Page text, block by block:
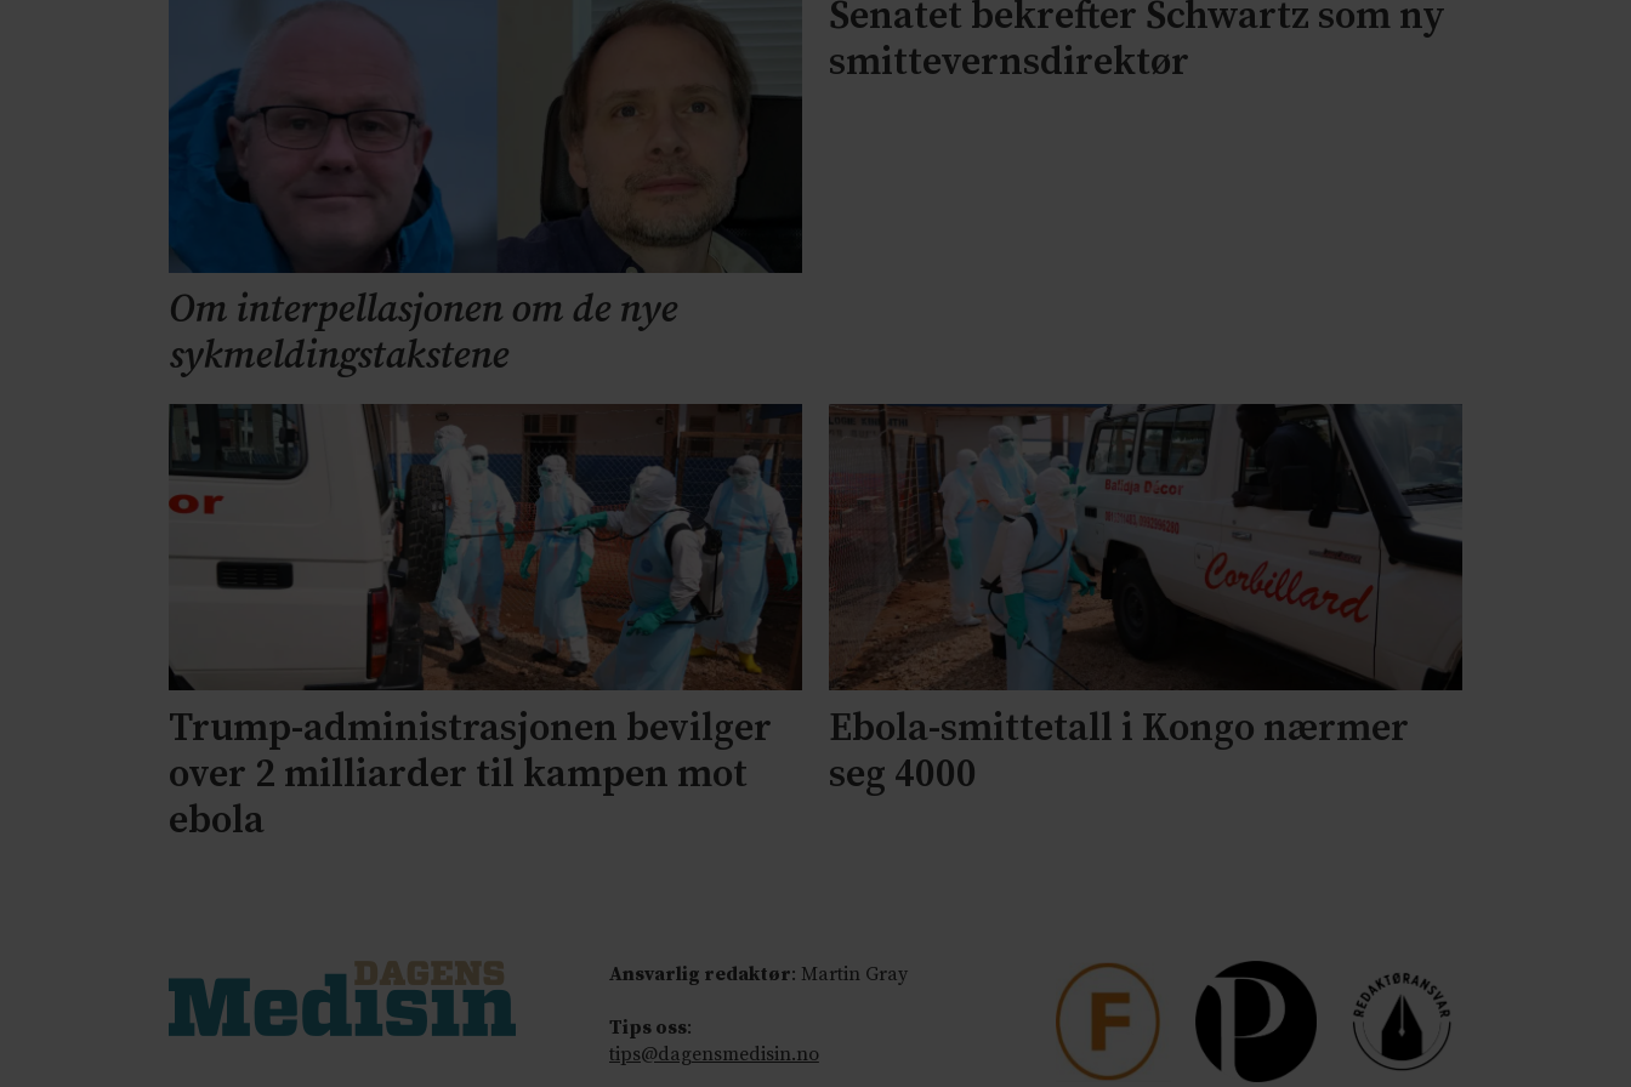
Om interpellasjonen om de nye
sykmeldingstakstene
Senatet bekrefter Schwartz som ny
smittevernsdirektør
Trump-administrasjonen bevilger
over 2 milliarder til kampen mot
ebola
Ebola-smittetall i Kongo nærmer
seg 4000
Ansvarlig redaktør: Martin Gray
Tips oss:
tips@dagensmedisin.no